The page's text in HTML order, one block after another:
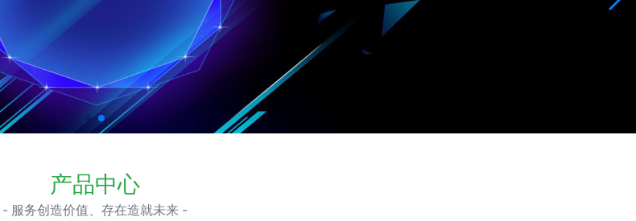
产品中心
- 服务创造价值、存在造就未来 -